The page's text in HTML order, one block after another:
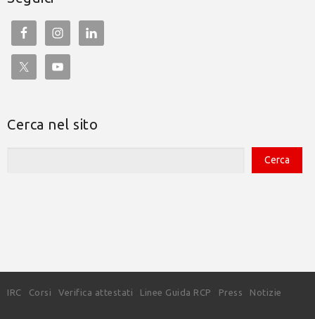
Cerca nel sito
IRC Corsi Verifica attestati Linee Guida RCP Press Notizie